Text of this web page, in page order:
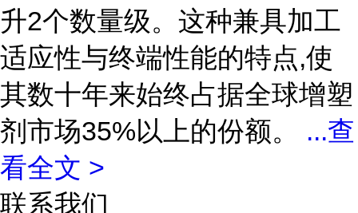
升2个数量级。这种兼具加工
适应性与终端性能的特点,使
其数十年来始终占据全球增塑
剂市场35%以上的份额。 ...查
看全文 >
联系我们